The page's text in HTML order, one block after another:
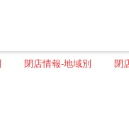
閉店情報-地域別 閉